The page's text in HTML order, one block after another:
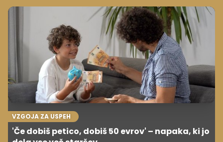
oddaji vlog za nadaljnje prejemanje Zoisove štipendije.
Rok za oddajo vlog za dodelitev štipendij je za dijake 30.
september, za študente 30. oktober.
VZGOJA ZA USPEH
'Če dobiš petico, dobiš 50 evrov' – napaka, ki jo